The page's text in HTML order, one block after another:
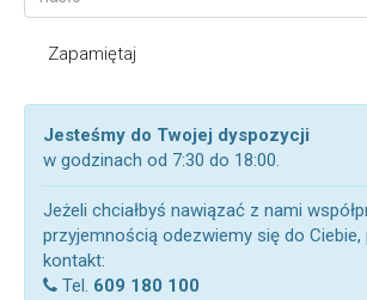
Zapamiętaj
Jesteśmy do Twojej dyspozycji
w godzinach od 7:30 do 18:00.
Jeżeli chciałbyś nawiązać z nami
przyjemnością odezwiemy się do Ciebie,
kontakt:
Tel. 609 180 100